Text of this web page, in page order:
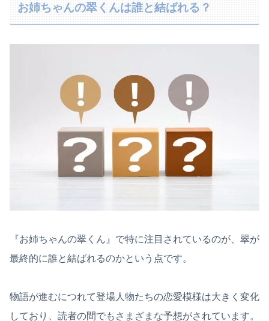
お姉ちゃんの翠くんは誰と結ばれる？
『お姉ちゃんの翠くん』で特に注目されているのが、翠が
最終的に誰と結ばれるのかという点です。
物語が進むにつれて登場人物たちの恋愛模様は大きく変化
しており、読者の間でもさまざまな予想がされています。